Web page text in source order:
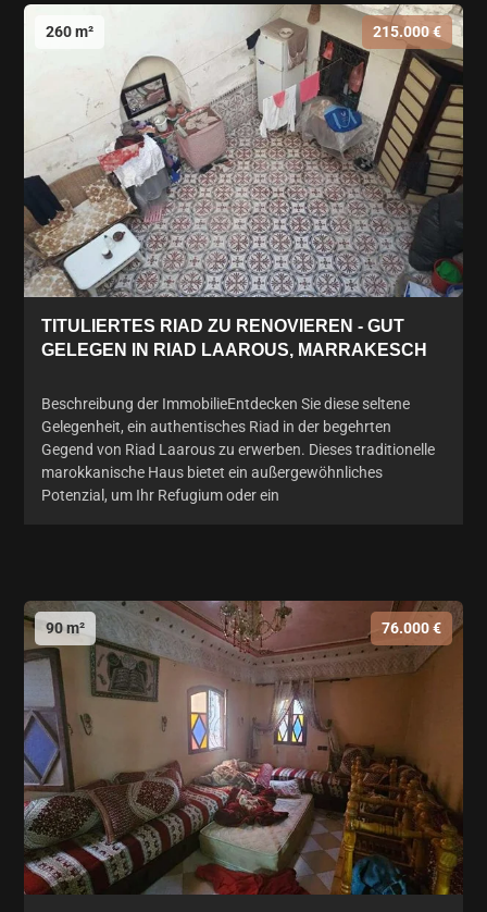
260 m² 215.000 €
TITULIERTES RIAD ZU RENOVIEREN - GUT
GELEGEN IN RIAD LAAROUS, MARRAKESCH
Beschreibung der ImmobilieEntdecken Sie diese seltene
Gelegenheit, ein authentisches Riad in der begehrten
Gegend von Riad Laarous zu erwerben. Dieses traditionelle
marokkanische Haus bietet ein außergewöhnliches
Potenzial, um Ihr Refugium oder ein
90 m² 76.000 €